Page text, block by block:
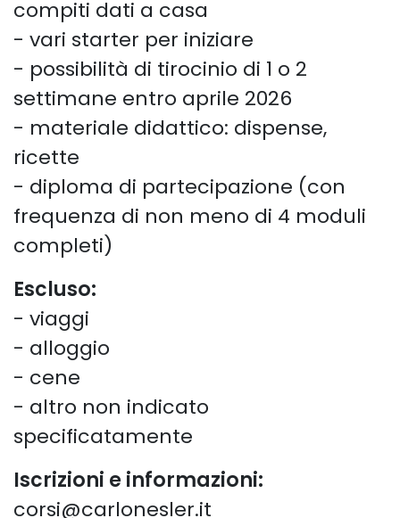
compiti dati a casa
- vari starter per iniziare
- possibilità di tirocinio di 1 o 2
settimane entro aprile 2026
- materiale didattico: dispense,
ricette
- diploma di partecipazione (con
frequenza di non meno di 4 moduli
completi)
Escluso:
- viaggi
- alloggio
- cene
- altro non indicato
specificatamente
Iscrizioni e informazioni:
corsi@carlonesler.it